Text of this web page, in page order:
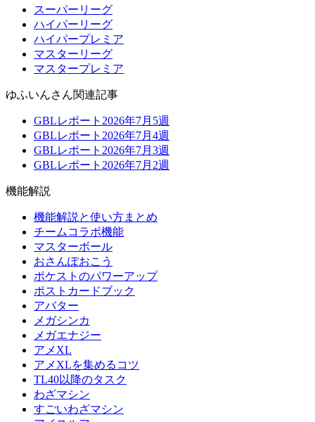
スーパーリーグ
ハイパーリーグ
ハイパープレミア
マスターリーグ
マスタープレミア
ゆふいんさん関連記事
GBLレポート2026年7月5週
GBLレポート2026年7月4週
GBLレポート2026年7月3週
GBLレポート2026年7月2週
機能解説
機能解説と使い方まとめ
チームコラボ機能
マスターボール
おさんぽおこう
ポケストのパワーアップ
ポストカードブック
アバター
メガシンカ
メガエナジー
アメXL
アメXLを集めるコツ
TL40以降のタスク
わざマシン
すごいわざマシン